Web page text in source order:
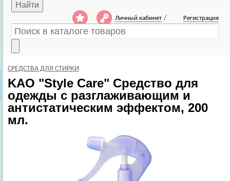
Найти
Личный кабинет / Регистрация
СРЕДСТВА ДЛЯ СТИРКИ
KAO "Style Care" Средство для
одежды с разглаживающим и
антистатическим эффектом, 200
мл.